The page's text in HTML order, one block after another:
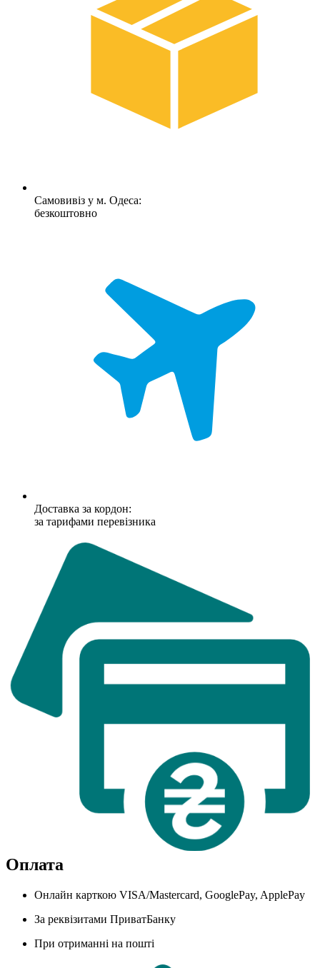
Самовивіз у м. Одеса:
безкоштовно
Доставка за кордон:
за тарифами перевізника
Оплата
Онлайн карткою VISA/Mastercard, GooglePay, ApplePay
За реквізитами ПриватБанку
При отриманні на пошті